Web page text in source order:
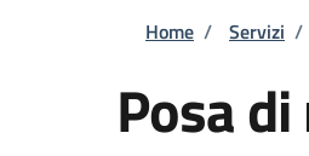
Home / Servizi /
Posa